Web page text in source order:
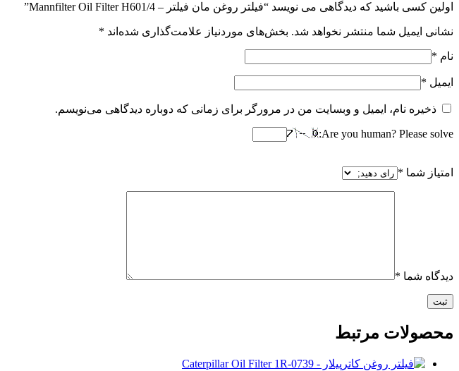
اولین کسی باشید که دیدگاهی می نویسد “فیلتر روغن مان فیلتر – Mannfilter Oil Filter H601/4”
نشانی ایمیل شما منتشر نخواهد شد. بخش‌های موردنیاز علامت‌گذاری شده‌اند *
نام *
ایمیل *
ذخیره نام، ایمیل و وبسایت من در مرورگر برای زمانی که دوباره دیدگاهی می‌نویسم.
Are you human? Please solve:
امتیاز شما *
دیدگاه شما *
محصولات مرتبط